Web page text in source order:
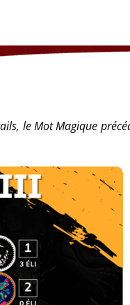
le Mot Magique